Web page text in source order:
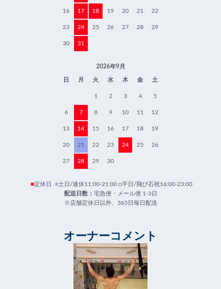
16 17 18 19 20 21 22
23 24 25 26 27 28 29
30 31
2026年9月
日 月 火 水 木 金 土
1 2 3 4 5
6 7 8 9 10 11 12
13 14 15 16 17 18 19
20 21 22 23 24 25 26
27 28 29 30
■定休日 ■土日/連休11:00-21:00 □平日/飛び石祝16:00-23:00
配送日数： 宅急便・メール便 1-3日
※店舗定休日以外、365日毎日配送
オーナーコメント